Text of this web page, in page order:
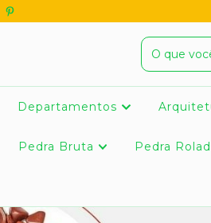
Departamentos
Pedra Bruta Pedra